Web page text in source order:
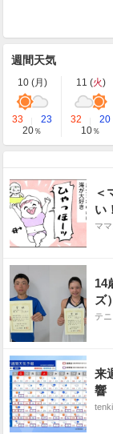
週間天気
10 (月 ) 11 (火)
33
23
20％
32
20
10％
＜
い
日
マ
14
ズ
冠
テ
来
響